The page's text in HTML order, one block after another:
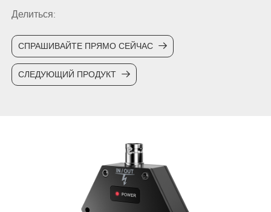
Делиться:
СПРАШИВАЙТЕ ПРЯМО СЕЙЧАС
СЛЕДУЮЩИЙ ПРОДУКТ